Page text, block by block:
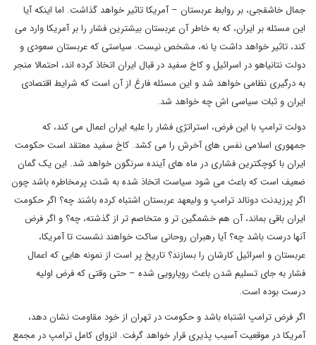
جمال خاشقجی، بر روابط عربستان – آمریکا تاثیر خواهد گذاشت. اما اینکه آیا
این مسئله بر ایران، که به خاطر آن عربستان بیشترین فشار را بر آمریکا وارد می
کند، تاثیر خواهد داشت یا نه، مشخص نیست. سیاستی که عربستان سعودی و
دولت نتانیاهو در اسرائیل و کاخ سفید در قبال ایران اتخاذ کرده اند، احتمالا منجر
به درگیری نظامی خواهد شد و این مسئله فارغ از آن است که شرایط اقتصادی
ایران و ثبات سیاسی اش چه خواهد شد.
دولت ترامپ با این فرض، استراتژی فشار را علیه ایران اعمال می کند، که
جمهوری اسلامی نفس های آخرش را می کشد. کاخ سفید معتقد است حکومت
ایران با کوچکترین فشاری در ماه های آینده سرنگون خواهد شد. این یک گمان
ضعیف است که باعث می شود سیاست اتخاذ شده به شدت پرمخاطره باشد چون
اگر پرزیدنت دونالد ترامپ و ولیعهد عربستان اشتباه کرده باشند چه؟ اگر حکومت
ایران باقی بماند، آن هم خشمگین تر و متخاصم تر از گذشته، چه؟ و اگر فرض
آنها درست باشد چه؟ آیا رهبران روحانی ساکت خواهند نشست تا آمریکا،
عربستان و اسرائیل کارشان را بسازند؟ تاریخ پر است از نمونه هایی که اعمال
فشار به جای تسلیم شدن باعث رویارویی شده – حتی وقتی که فرض اولیه
درست بوده است.
اگر فرض ترامپ اشتباه باشد و حکومت در تهران از خود مقاومت نشان دهد،
آمریکا در موقعیت آسیب پذیری قرار خواهد گرفت. انزوای کامل ترامپ در مجمع